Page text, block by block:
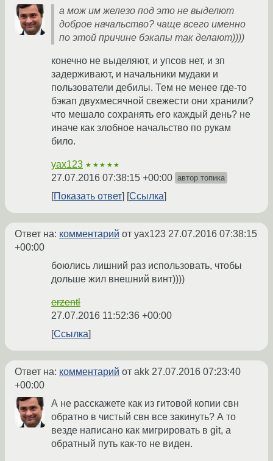
а мож им железо под это не выделют
доброе начальство? чаще всего именно
по этой причине бэкапы так делают))))
конечно не выделяют, и упсов нет, и зп
задерживают, и начальники мудаки и
пользователи дебилы. Тем не менее где-то
бэкап двухмесячной свежести они хранили?
что мешало сохранять его каждый день? не
иначе как злобное начальство по рукам
било.
yax123 ★★★★★
27.07.2016 07:38:15 +00:00 автор топика
Показать ответ Ссылка
Ответ на: комментарий от yax123 27.07.2016 07:38:15
+00:00
боюлись лишний раз использовать, чтобы
дольше жил внешний винт))))
erzentl
27.07.2016 11:52:36 +00:00
Ссылка
Ответ на: комментарий от akk 27.07.2016 07:23:40
+00:00
А не расскажете как из гитовой копии свн
обратно в чистый свн все закинуть? А то
везде написано как мигрировать в git, а
обратный путь как-то не виден.